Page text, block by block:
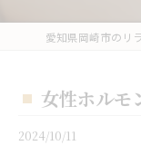
女性ホルモ
2024/10/11